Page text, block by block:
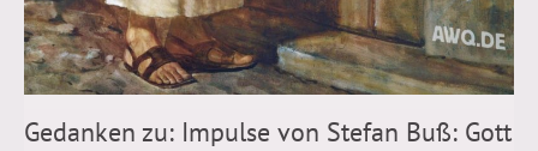
Gedanken zu: Impulse von Stefan Buß: Gott